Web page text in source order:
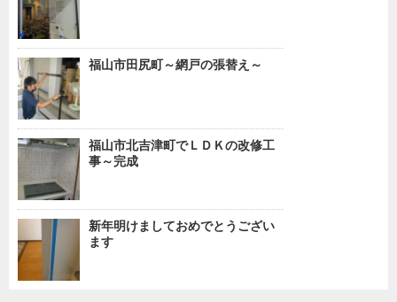
福山市田尻町～網戸の張替え～
福山市北吉津町でＬＤＫの改修工
事～完成
新年明けましておめでとうござい
ます